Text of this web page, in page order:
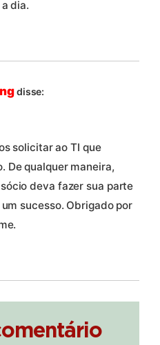
dia.
disse:
solicitar ao TI que
De qualquer maneira,
deva fazer sua parte
sucesso. Obrigado por